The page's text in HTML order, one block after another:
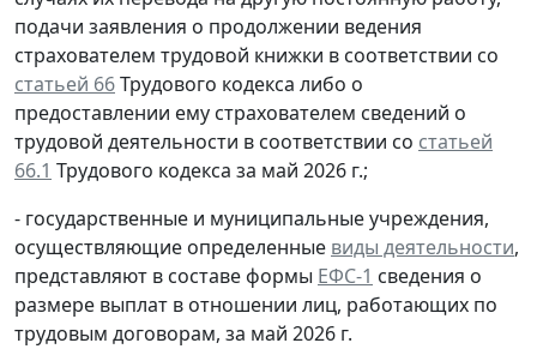
подачи заявления о продолжении ведения
страхователем трудовой книжки в соответствии со
статьей 66Трудового кодекса либо о
предоставлении ему страхователем сведений о
трудовой деятельности в соответствии со статьей
66.1 Трудового кодекса за май 2026 г.;
- государственные и муниципальные учреждения,
осуществляющие определенные виды деятельности,
представляют в составе формы ЕФС-1 сведения о
размере выплат в отношении лиц, работающих по
трудовым договорам, за май 2026 г.